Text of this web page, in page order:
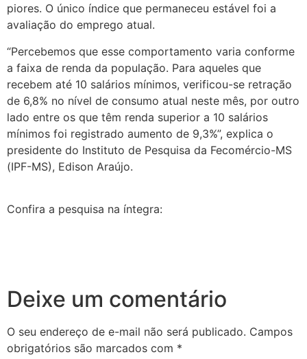
piores. O único índice que permaneceu estável foi a
avaliação do emprego atual.
“Percebemos que esse comportamento varia conforme
a faixa de renda da população. Para aqueles que
recebem até 10 salários mínimos, verificou-se retração
de 6,8% no nível de consumo atual neste mês, por outro
lado entre os que têm renda superior a 10 salários
mínimos foi registrado aumento de 9,3%”, explica o
presidente do Instituto de Pesquisa da Fecomércio-MS
(IPF-MS), Edison Araújo.
Confira a pesquisa na íntegra:
Deixe um comentário
O seu endereço de e-mail não será publicado. Campos
obrigatórios são marcados com *